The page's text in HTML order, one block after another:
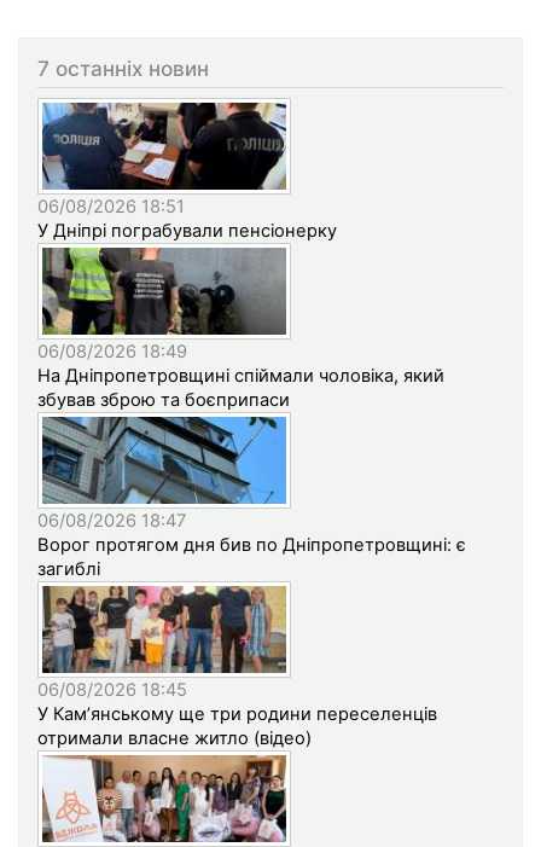
7 останніх новин
06/08/2026 18:51
У Дніпрі пограбували пенсіонерку
06/08/2026 18:49
На Дніпропетровщині спіймали чоловіка, який
збував зброю та боєприпаси
06/08/2026 18:47
Ворог протягом дня бив по Дніпропетровщині: є
загиблі
06/08/2026 18:45
У Кам’янському ще три родини переселенців
отримали власне житло (відео)